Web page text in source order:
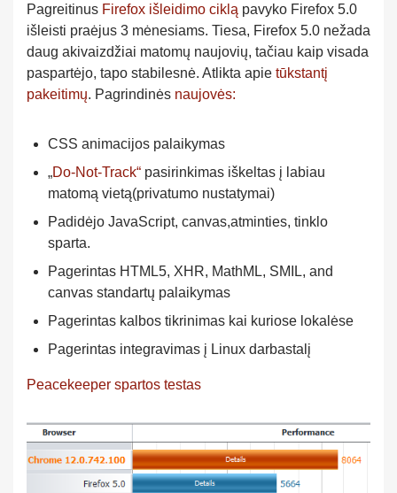
Pagreitinus Firefox išleidimo ciklą pavyko Firefox 5.0
išleisti praėjus 3 mėnesiams. Tiesa, Firefox 5.0 nežada
daug akivaizdžiai matomų naujovių, tačiau kaip visada
paspartėjo, tapo stabilesnė. Atlikta apie tūkstantį
pakeitimų. Pagrindinės naujovės:
CSS animacijos palaikymas
„Do-Not-Track“ pasirinkimas iškeltas į labiau
matomą vietą(privatumo nustatymai)
Padidėjo JavaScript, canvas,atminties, tinklo
sparta.
Pagerintas HTML5, XHR, MathML, SMIL, and
canvas standartų palaikymas
Pagerintas kalbos tikrinimas kai kuriose lokalėse
Pagerintas integravimas į Linux darbastalį
Peacekeeper spartos testas